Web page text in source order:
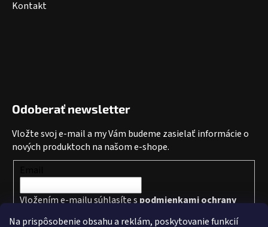
Na prispôsobenie obsahu a reklám, poskytovanie funkcií
Kontakt
Odoberať newsletter
Vložte svoj e-mail a my Vám budeme zasielať informácie o
nových produktoch na našom e-shope.
Vložením e-mailu súhlasíte spodmienkami ochrany